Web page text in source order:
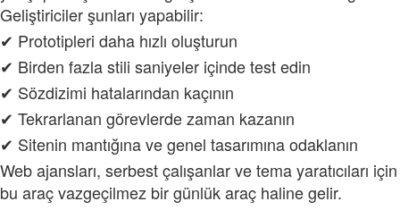
Geliştiriciler şunları yapabilir:
✔ Prototipleri daha hızlı oluşturun
✔ Birden fazla stili saniyeler içinde test edin
✔ Sözdizimi hatalarından kaçının
✔ Tekrarlanan görevlerde zaman kazanın
✔ Sitenin mantığına ve genel tasarımına odaklanın
Web ajansları, serbest çalışanlar ve tema yaratıcıları için
bu araç vazgeçilmez bir günlük araç haline gelir.